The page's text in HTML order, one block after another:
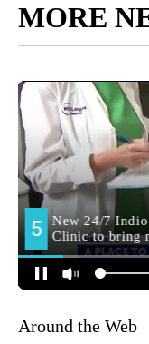
MORE
Around the Web